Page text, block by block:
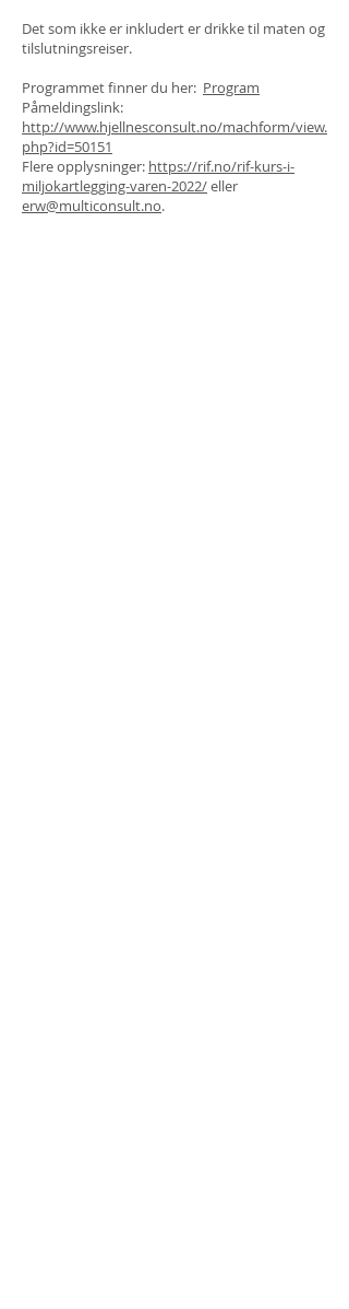
Det som ikke er inkludert er drikke til maten og
tilslutningsreiser.
Programmet finner du her: Program
Påmeldingslink:
http://www.hjellnesconsult.no/machform/view.
php?id=50151
Flere opplysninger: https://rif.no/rif-kurs-i-
miljokartlegging-varen-2022/eller
erw@multiconsult.no.